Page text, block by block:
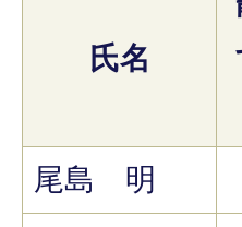
氏名
尾島 明